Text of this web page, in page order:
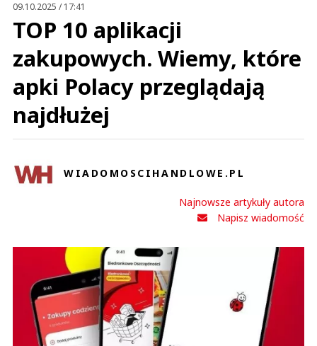
09.10.2025 / 17:41
TOP 10 aplikacji
zakupowych. Wiemy, które
apki Polacy przeglądają
najdłużej
WIADOMOSCIHANDLOWE.PL
Najnowsze artykuły autora
Napisz wiadomość